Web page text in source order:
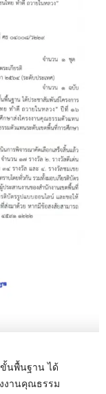
พื้นฐาน ได้
งานคุณธรรม